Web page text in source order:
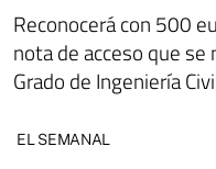
Reconocerá con 500
nota de acceso que
Grado de Ingeniería
EL SEMANAL